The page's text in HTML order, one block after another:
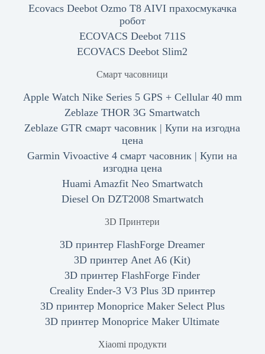
Ecovacs Deebot Ozmo T8 AIVI прахосмукачка
робот
ECOVACS Deebot 711S
ECOVACS Deebot Slim2
Смарт часовници
Apple Watch Nike Series 5 GPS + Cellular 40 mm
Zeblaze THOR 3G Smartwatch
Zeblaze GTR смарт часовник | Купи на изгодна
цена
Garmin Vivoactive 4 смарт часовник | Купи на
изгодна цена
Huami Amazfit Neo Smartwatch
Diesel On DZT2008 Smartwatch
3D Принтери
3D принтер FlashForge Dreamer
3D принтер Anet A6 (Kit)
3D принтер FlashForge Finder
Creality Ender-3 V3 Plus 3D принтер
3D принтер Monoprice Maker Select Plus
3D принтер Monoprice Maker Ultimate
Xiaomi продукти